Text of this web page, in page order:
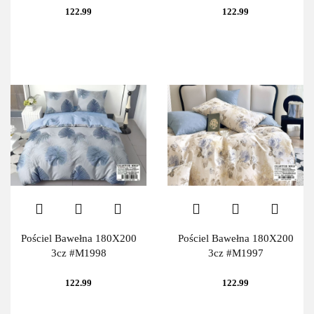
122.99 122.99
Pościel Bawełna 180X200
3cz #M1998
122.99
Pościel Bawełna 180X200
3cz #M1997
122.99